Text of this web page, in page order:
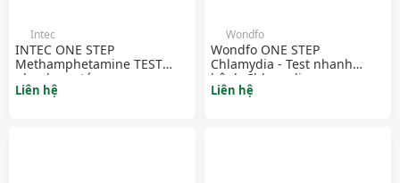
Intec
INTEC ONE STEP
Methamphetamine TEST
nhanh ma túy
Liên hệ
Wondfo
Wondfo ONE STEP
Chlamydia - Test nhanh
bệnh Chlamydia
Liên hệ